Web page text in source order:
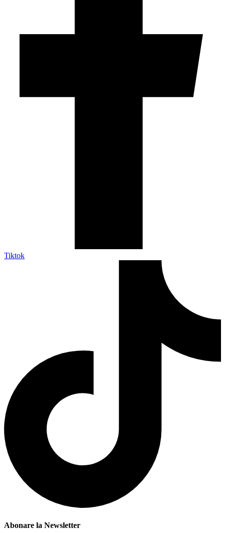
Tiktok
Abonare la Newsletter